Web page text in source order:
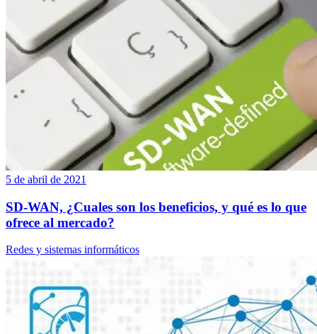
5 de abril de 2021
SD-WAN, ¿Cuales son los beneficios, y qué es lo que
ofrece al mercado?
Redes y sistemas informáticos